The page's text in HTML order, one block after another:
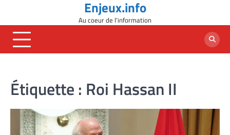
content
Enjeux.info
Au coeur de l'information
Étiquette : Roi Hassan II